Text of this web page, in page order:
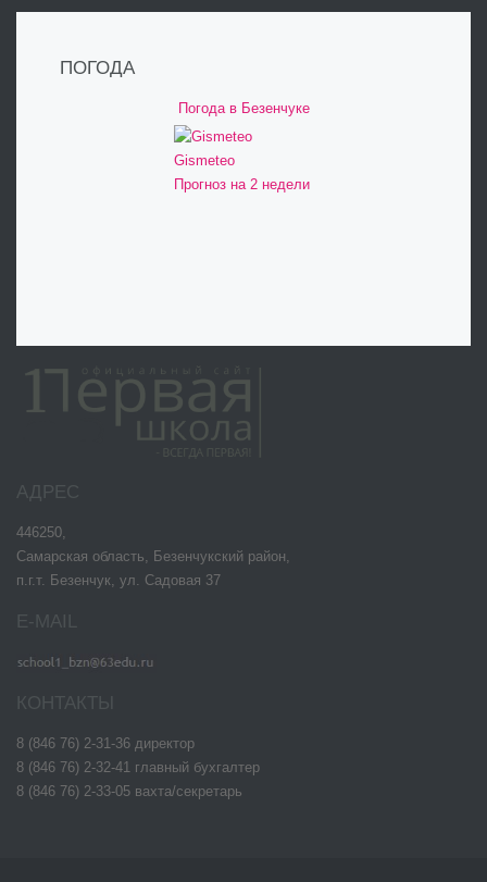
ПОГОДА
Погода в Безенчуке
Gismeteo
Прогноз на 2 недели
АДРЕС
446250,
Самарская область, Безенчукский район,
п.г.т. Безенчук, ул. Садовая 37
E-MAIL
КОНТАКТЫ
8 (846 76) 2-31-36 директор
8 (846 76) 2-32-41 главный бухгалтер
8 (846 76) 2-33-05 вахта/секретарь